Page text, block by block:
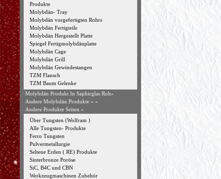
Produkte
Molybdän- Tray
Molybdän vorgefertigten Rohrs
Molybdän Fertigteile
Molybdän Hergestellt Platte
Spiegel Fertigmolybdänplatte
Molybdän Cage
Molybdän Grill
Molybdän Gewindestangen
TZM Flansch
TZM Baum Gelenke
Molybdän Produkt In Saphirglas Roh»
Andere Molybdän Produkte » »
Andere Produkte Seiten »
Über Tungsten (Wolfram )
Alle Tungsten- Produkte
Ferro Tungsten
Pulvermetallurgie
Seltene Erden ( RE) Produkte
Sinterbronze Poröse
SiC, B4C und CBN
Werkzeugmaschinen Zubehör